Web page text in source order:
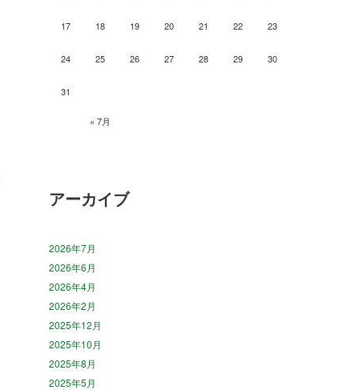
« 7月
17 18 19 20 21 22 23
24 25 26 27 28 29 30
31
アーカイブ
2026年7月
2026年6月
2026年4月
2026年2月
2025年12月
2025年10月
2025年8月
2025年5月